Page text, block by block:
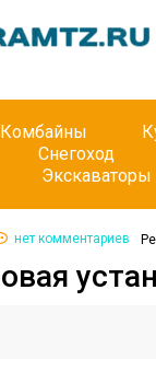
Комбайны
Снегоход
Экскаваторы
нет комментариев